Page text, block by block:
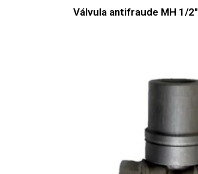
Válvula antifraude MH 1/2″